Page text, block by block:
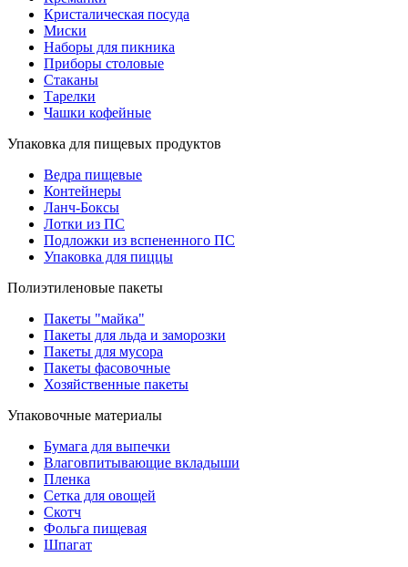
Кристалическая посуда
Миски
Наборы для пикника
Приборы столовые
Стаканы
Тарелки
Чашки кофейные
Упаковка для пищевых продуктов
Ведра пищевые
Контейнеры
Ланч-Боксы
Лотки из ПС
Подложки из вспененного ПС
Упаковка для пиццы
Полиэтиленовые пакеты
Пакеты "майка"
Пакеты для льда и заморозки
Пакеты для мусора
Пакеты фасовочные
Хозяйственные пакеты
Упаковочные материалы
Бумага для выпечки
Влаговпитывающие вкладыши
Пленка
Сетка для овощей
Скотч
Фольга пищевая
Шпагат